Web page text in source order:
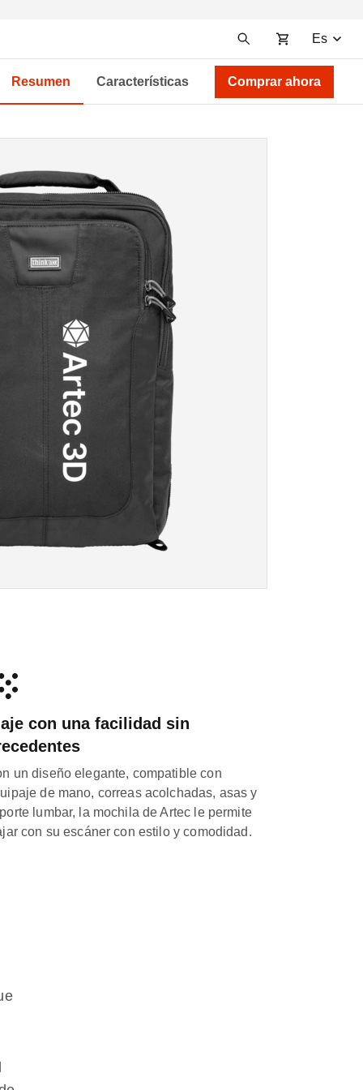
Es
Resumen Características Comprar ahora
con una facilidad sin
un diseño elegante, compatible con
de mano, correas acolchadas, asas y
lumbar, la mochila de Artec le permite
con su escáner con estilo y comodidad.